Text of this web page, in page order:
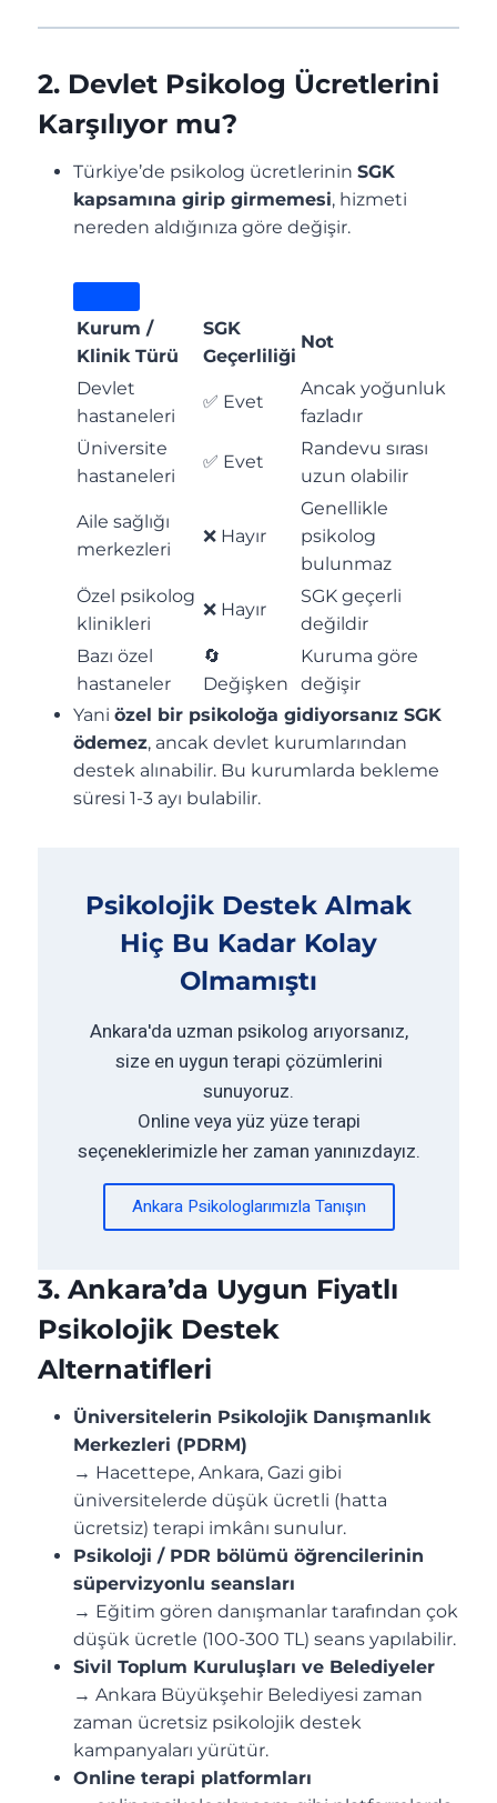
2. Devlet Psikolog Ücretlerini
Karşılıyor mu?
Türkiye’de psikolog ücretlerinin SGK
kapsamına girip girmemesi, hizmeti
nereden aldığınıza göre değişir.
Kurum /
Klinik Türü
SGK
Geçerliliği
Not
Devlet
hastaneleri
✅ Evet
Ancak yoğunluk
fazladır
Üniversite
hastaneleri
✅ Evet
Randevu sırası
uzun olabilir
Aile sağlığı
merkezleri
❌ Hayır
Genellikle
psikolog
bulunmaz
Özel psikolog
klinikleri
❌ Hayır
SGK geçerli
değildir
Bazı özel
hastaneler
🔄
Değişken
Kuruma göre
değişir
Yani özel bir psikoloğa gidiyorsanız SGK
ödemez, ancak devlet kurumlarından
destek alınabilir. Bu kurumlarda bekleme
süresi 1-3 ayı bulabilir.
Psikolojik Destek Almak
Hiç Bu Kadar Kolay
Olmamıştı
Ankara'da uzman psikolog arıyorsanız,
size en uygun terapi çözümlerini
sunuyoruz.
Online veya yüz yüze terapi
seçeneklerimizle her zaman yanınızdayız.
Ankara Psikologlarımızla Tanışın
3. Ankara’da Uygun Fiyatlı
Psikolojik Destek
Alternatifleri
Üniversitelerin Psikolojik Danışmanlık
Merkezleri (PDRM)
→ Hacettepe, Ankara, Gazi gibi
üniversitelerde düşük ücretli (hatta
ücretsiz) terapi imkânı sunulur.
Psikoloji / PDR bölümü öğrencilerinin
süpervizyonlu seansları
→ Eğitim gören danışmanlar tarafından çok
düşük ücretle (100-300 TL) seans yapılabilir.
Sivil Toplum Kuruluşları ve Belediyeler
→ Ankara Büyükşehir Belediyesi zaman
zaman ücretsiz psikolojik destek
kampanyaları yürütür.
Online terapi platformları